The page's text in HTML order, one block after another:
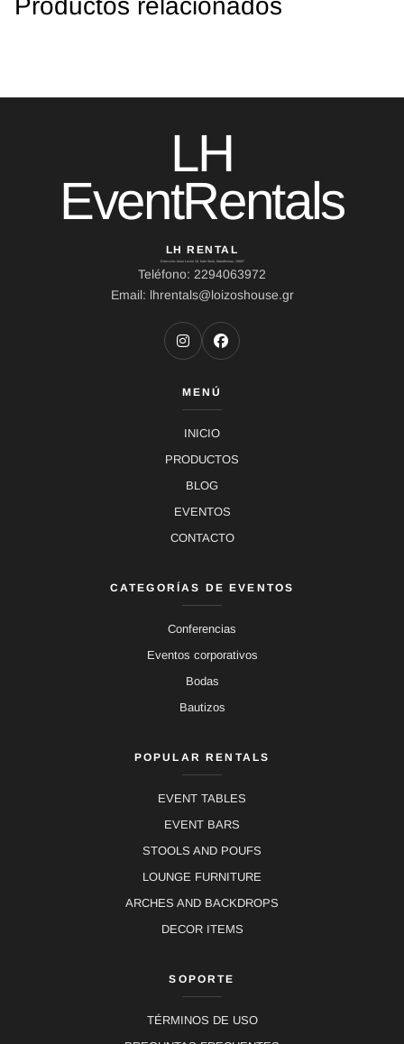
Productos relacionados
LH
EventRentals
LH RENTAL
Dirección: Ierou Loxou 10, Kato Souli, Marathonas, 19007
Teléfono: 2294063972
Email: lhrentals@loizoshouse.gr
MENÚ
INICIO
PRODUCTOS
BLOG
EVENTOS
CONTACTO
CATEGORÍAS DE EVENTOS
Conferencias
Eventos corporativos
Bodas
Bautizos
POPULAR RENTALS
EVENT TABLES
EVENT BARS
STOOLS AND POUFS
LOUNGE FURNITURE
ARCHES AND BACKDROPS
DECOR ITEMS
SOPORTE
TÉRMINOS DE USO